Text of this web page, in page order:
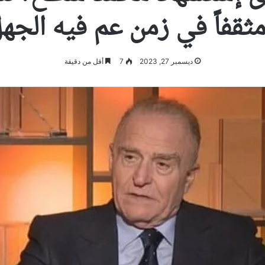
في زمن عم فيه
ديسمبر 27, 2023 7 أقل من دقيقة